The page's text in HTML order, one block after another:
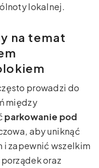
lokalnej.
na temat
prowadzi do
między
parkowanie pod
aby uniknąć
i zapewnić wszelkim
oraz